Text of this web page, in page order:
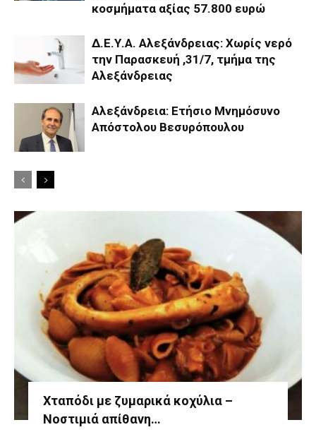
κοσμήματα αξίας 57.800 ευρώ
Δ.Ε.Υ.Α. Αλεξάνδρειας: Χωρίς νερό
την Παρασκευή ,31/7, τμήμα της
Αλεξάνδρειας
Αλεξάνδρεια: Ετήσιο Μνημόσυνο
Απόστολου Βεσυρόπουλου
Χταπόδι με ζυμαρικά κοχύλια –
Νοστιμιά απίθανη…